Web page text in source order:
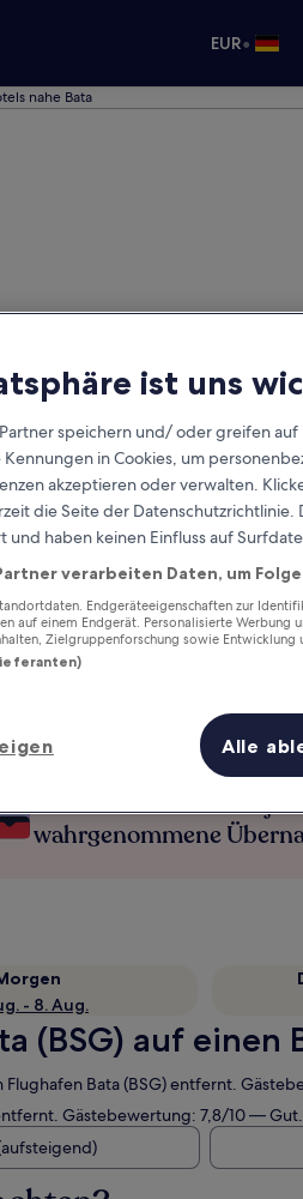
EUR•
nahe Bata
Verdiene Prämien für
wahrgenommene
- 8. Aug.
(BSG) auf einen
Bata (BSG) entfernt.
Gästebewertung: 7,8/10 — Gut.
ist uns
Partner speichern und/ oder greifen
in Cookies, um
akzeptieren oder verwalten.
die Seite der
und haben keinen Einfluss auf
verarbeiten Daten, um
Endgeräteeigenschaften zur
auf einem Endgerät. Personalisierte Werbung
Zielgruppenforschung sowie Entwicklung
Alle